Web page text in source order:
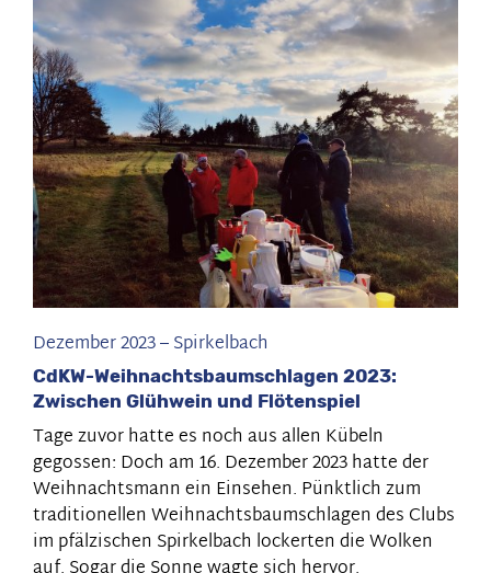
Freudenberg:
Familienkonzern
wird
175
Dezember 2023–Spirkelbach
CdKW-Weihnachtsbaumschlagen 2023:
Zwischen Glühwein und Flötenspiel
Tage zuvor hatte es noch aus allen Kübeln
gegossen: Doch am 16. Dezember 2023 hatte der
Weihnachtsmann ein Einsehen. Pünktlich zum
traditionellen Weihnachtsbaumschlagen des Clubs
im pfälzischen Spirkelbach lockerten die Wolken